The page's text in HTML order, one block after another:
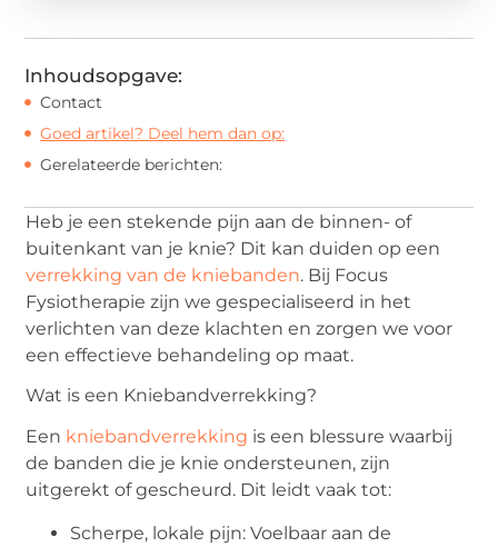
Inhoudsopgave:
Contact
Goed artikel? Deel hem dan op:
Gerelateerde berichten:
Heb je een stekende pijn aan de binnen- of
buitenkant van je knie? Dit kan duiden op een
verrekking van de kniebanden. Bij Focus
Fysiotherapie zijn we gespecialiseerd in het
verlichten van deze klachten en zorgen we voor
een effectieve behandeling op maat.
Wat is een Kniebandverrekking?
Een kniebandverrekking is een blessure waarbij
de banden die je knie ondersteunen, zijn
uitgerekt of gescheurd. Dit leidt vaak tot:
Scherpe, lokale pijn: Voelbaar aan de